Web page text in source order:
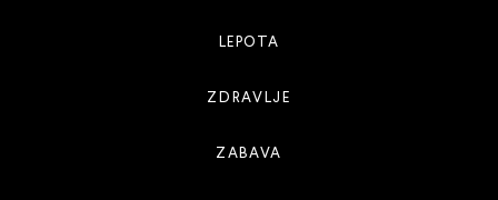
LEPOTA
ZDRAVLJE
ZABAVA